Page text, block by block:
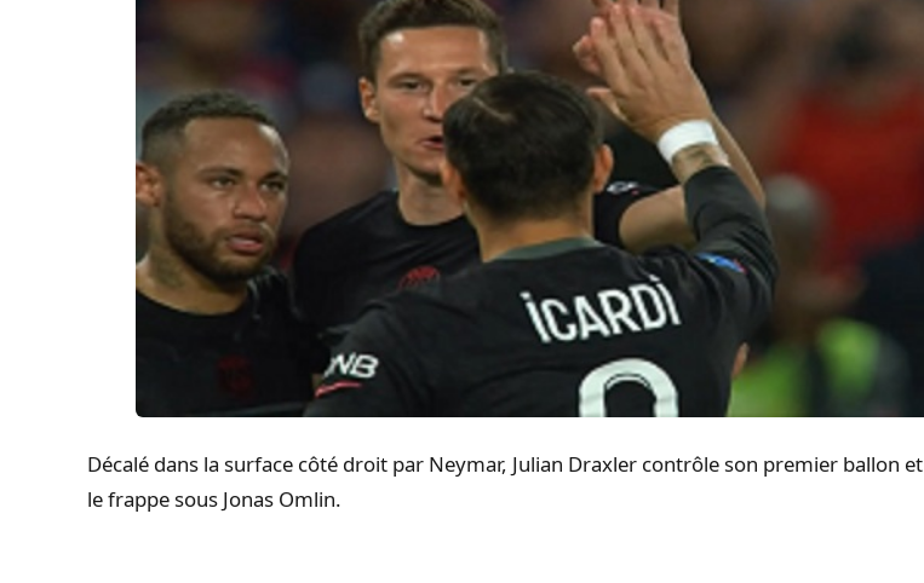
Décalé dans la surface côté droit par Neymar, Julian Draxler contrôle son premier ballon et
le frappe sous Jonas Omlin.